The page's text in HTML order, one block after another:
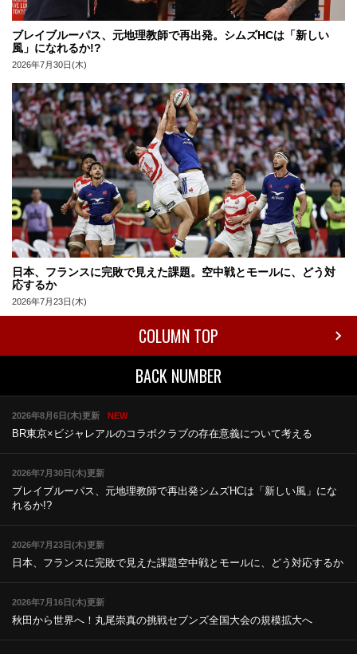
ブレイブルーパス、元地理教師で再出発。シムズHCは「新しい
風」になれるか!?
2026年7月30日(木)
日本、フランスに完敗で見えた課題。空中戦とモールに、どう対
応するか
2026年7月23日(木)
COLUMN TOP
BACK NUMBER
2026年8月6日(木)更新 NEW
BR東京×ビジャレアルのコラボクラブの存在意義について考える
2026年7月30日(木)更新
ブレイブルーパス、元地理教師で再出発シムズHCは「新しい風」にな
れるか!?
2026年7月23日(木)更新
日本、フランスに完敗で見えた課題空中戦とモールに、どう対応するか
2026年7月16日(木)更新
秋田から世界へ！丸尾崇真の挑戦セブンズ全国大会の規模拡大へ